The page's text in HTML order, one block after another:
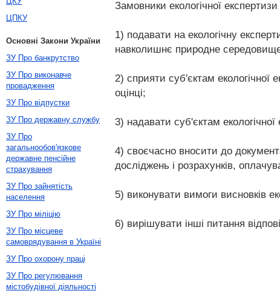
Замовники екологічної експертизи
1) подавати на екологічну
навколишнє природне
2) сприяти суб'єктам екологічної
оцінці;
3) надавати суб'єктам екологічної
4) своєчасно вносити до
досліджень і розрахунків,
5) виконувати вимоги висновків
6) вирішувати інші питання
ЦПКУ
Основні Закони України
ЗУ Про банкрутство
ЗУ Про виконавче
провадження
ЗУ Про відпустки
ЗУ Про державну службу
ЗУ Про
загальнообов'язкове
державне пенсійне
страхування
ЗУ Про зайнятість
населення
ЗУ Про міліцію
ЗУ Про місцеве
самоврядування в Україні
ЗУ Про охорону праці
ЗУ Про регулювання
містобудівної діяльності